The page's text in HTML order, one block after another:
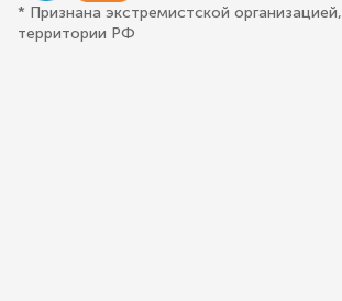
* Признана экстремистской
территории РФ